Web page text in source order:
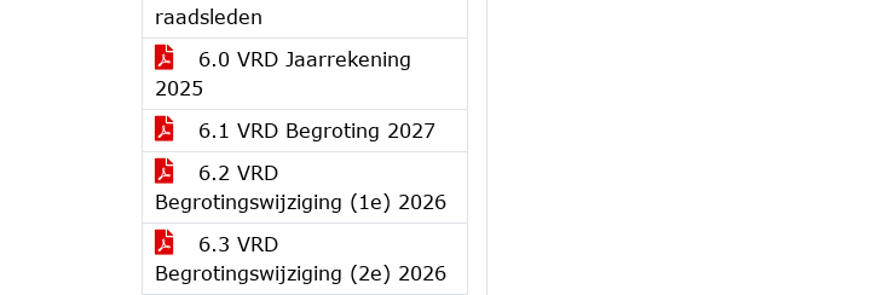
raadsleden
6.0 VRD Jaarrekening
2025
6.1 VRD Begroting 2027
6.2 VRD
Begrotingswijziging (1e) 2026
6.3 VRD
Begrotingswijziging (2e) 2026